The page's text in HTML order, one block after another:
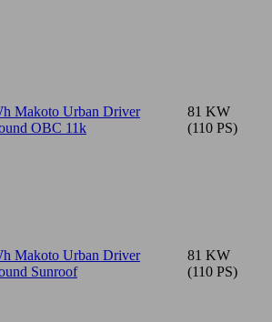
Makoto Urban Driver
OBC 11k
81 KW
(110 PS)
Makoto Urban Driver
Sunroof
81 KW
(110 PS)